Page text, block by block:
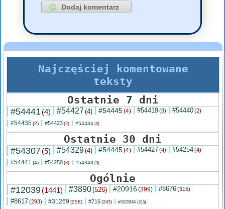
Najczęściej komentowane
teksty
Ostatnie 7 dni
#54441(4) #54427 (4) #54445(4) #54419(3) #54440(2)
#54435 (2) #54423 (2) #54434 (2)
Ostatnie 30 dni
#54307 (5) #54329(4) #54445(4) #54427(4) #54254(4)
#54441 (4) #54250 (3) #54348 (3)
Ogólnie
#12039(1441) #3890(526) #20916 (399) #8676(315)
#8617(293) #31269 (258) #716 (243) #32804 (216)